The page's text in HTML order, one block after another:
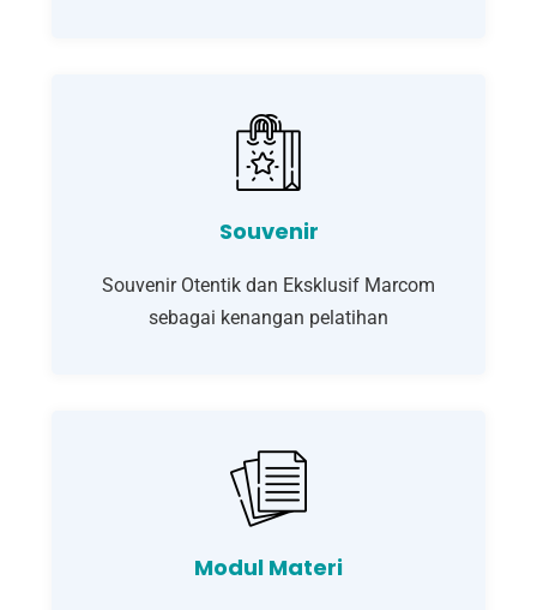
Souvenir
Souvenir Otentik dan Eksklusif Marcom
sebagai kenangan pelatihan
Modul Materi